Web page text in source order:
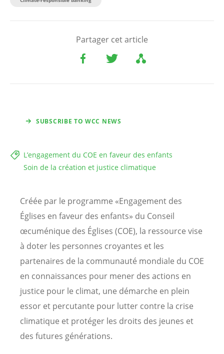
Partager cet article
SUBSCRIBE TO WCC NEWS
L’engagement du COE en faveur des enfants
Soin de la création et justice climatique
Créée par le programme «Engagement des
Églises en faveur des enfants» du Conseil
œcuménique des Églises (COE), la ressource vise
à doter les personnes croyantes et les
partenaires de la communauté mondiale du COE
en connaissances pour mener des actions en
justice pour le climat, une démarche en plein
essor et percutante pour lutter contre la crise
climatique et protéger les droits des jeunes et
des futures générations.